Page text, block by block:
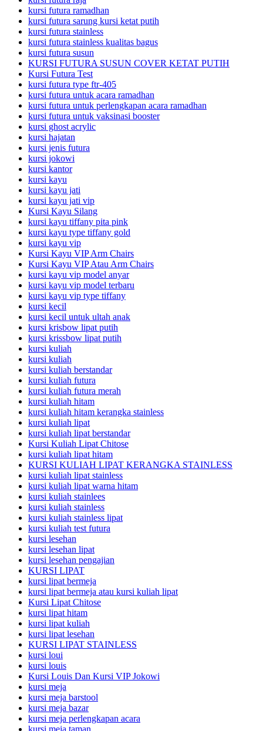
kursi futura ramadhan
kursi futura sarung kursi ketat putih
kursi futura stainless
kursi futura stainless kualitas bagus
kursi futura susun
KURSI FUTURA SUSUN COVER KETAT PUTIH
Kursi Futura Test
kursi futura type ftr-405
kursi futura untuk acara ramadhan
kursi futura untuk perlengkapan acara ramadhan
kursi futura untuk vaksinasi booster
kursi ghost acrylic
kursi hajatan
kursi jenis futura
kursi jokowi
kursi kantor
kursi kayu
kursi kayu jati
kursi kayu jati vip
Kursi Kayu Silang
kursi kayu tiffany pita pink
kursi kayu type tiffany gold
kursi kayu vip
Kursi Kayu VIP Arm Chairs
Kursi Kayu VIP Atau Arm Chairs
kursi kayu vip model anyar
kursi kayu vip model terbaru
kursi kayu vip type tiffany
kursi kecil
kursi kecil untuk ultah anak
kursi krisbow lipat putih
kursi krissbow lipat putih
kursi kuliah
kursi kuliah
kursi kuliah berstandar
kursi kuliah futura
kursi kuliah futura merah
kursi kuliah hitam
kursi kuliah hitam kerangka stainless
kursi kuliah lipat
kursi kuliah lipat berstandar
Kursi Kuliah Lipat Chitose
kursi kuliah lipat hitam
KURSI KULIAH LIPAT KERANGKA STAINLESS
kursi kuliah lipat stainless
kursi kuliah lipat warna hitam
kursi kuliah stainlees
kursi kuliah stainless
kursi kuliah stainless lipat
kursi kuliah test futura
kursi lesehan
kursi lesehan lipat
kursi lesehan pengajian
KURSI LIPAT
kursi lipat bermeja
kursi lipat bermeja atau kursi kuliah lipat
Kursi Lipat Chitose
kursi lipat hitam
kursi lipat kuliah
kursi lipat lesehan
KURSI LIPAT STAINLESS
kursi loui
kursi louis
Kursi Louis Dan Kursi VIP Jokowi
kursi meja
kursi meja barstool
kursi meja bazar
kursi meja perlengkapan acara